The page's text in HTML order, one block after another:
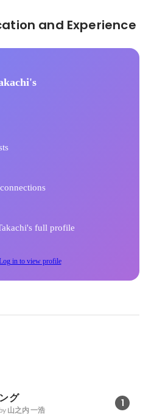
full profile
in to view profile
グ 1
山之内 一浩